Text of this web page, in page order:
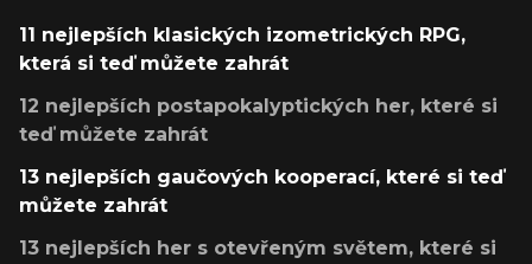
11 nejlepších klasických izometrických RPG,
která si teď můžete zahrát
12 nejlepších postapokalyptických her, které si
teď můžete zahrát
13 nejlepších gaučových kooperací, které si teď
můžete zahrát
13 nejlepších her s otevřeným světem, které si